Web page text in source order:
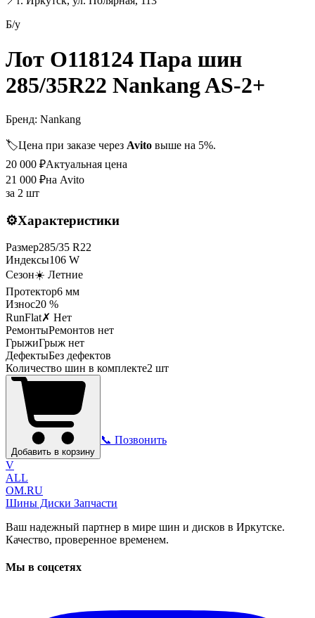
Б/у
Лот O118124 Пара шин
285/35R22 Nankang AS-2+
Бренд: Nankang
🏷️Цена при заказе через Avito выше на 5%.
20 000 ₽Актуальная цена
21 000 ₽на Avito
за 2 шт
⚙️Характеристики
Размер285/35 R22
Индексы106 W
Сезон☀️ Летние
Протектор6 мм
Износ20 %
RunFlat✗ Нет
РемонтыРемонтов нет
ГрыжиГрыж нет
ДефектыБез дефектов
Количество шин в комплекте2 шт
Добавить в корзину
📞 Позвонить
V
ALL
OM.RU
Шины Диски Запчасти
Ваш надежный партнер в мире шин и дисков в Иркутске.
Качество, проверенное временем.
Мы в соцсетях